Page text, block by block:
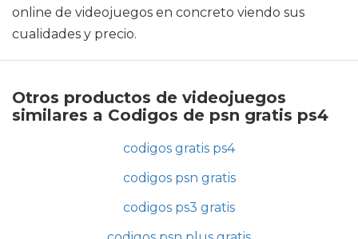
online de videojuegos en concreto viendo sus
cualidades y precio.
Otros productos de videojuegos
similares a Codigos de psn gratis ps4
codigos gratis ps4
codigos psn gratis
codigos ps3 gratis